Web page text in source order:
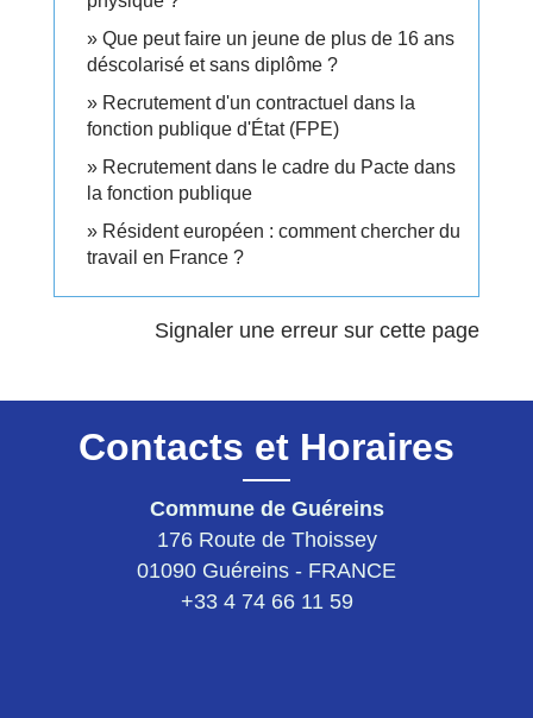
Que peut faire un jeune de plus de 16 ans
déscolarisé et sans diplôme ?
Recrutement d'un contractuel dans la
fonction publique d'État (FPE)
Recrutement dans le cadre du Pacte dans
la fonction publique
Résident européen : comment chercher du
travail en France ?
Signaler une erreur sur cette page
Contacts et Horaires
Commune de Guéreins
176 Route de Thoissey
01090 Guéreins - FRANCE
+33 4 74 66 11 59